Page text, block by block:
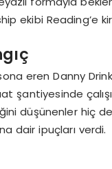
ekibi Reading’e
eren Danny
şantiyesinde
düşünenler hiç
dair ipuçları verdi.